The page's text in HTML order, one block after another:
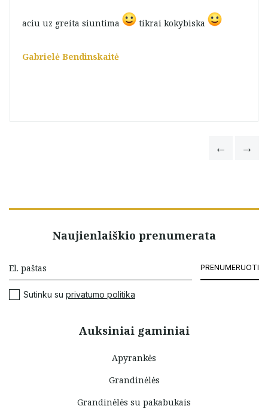
aciu uz greita siuntima tikrai kokybiska
Gabrielė Bendinskaitė
Auksiniai gaminiai
Apyrankės
Grandinėlės
Grandinėlės su pakabukais
Naujienlaiškio prenumerata
PRENUMERUOTI
Sutinku su privatumo politika